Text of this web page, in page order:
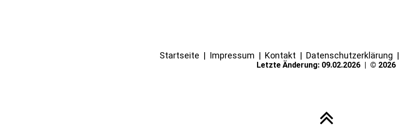
Startseite | Impressum | Kontakt | Datenschutzerklärung |
Letzte Änderung: 09.02.2026 | © 2026